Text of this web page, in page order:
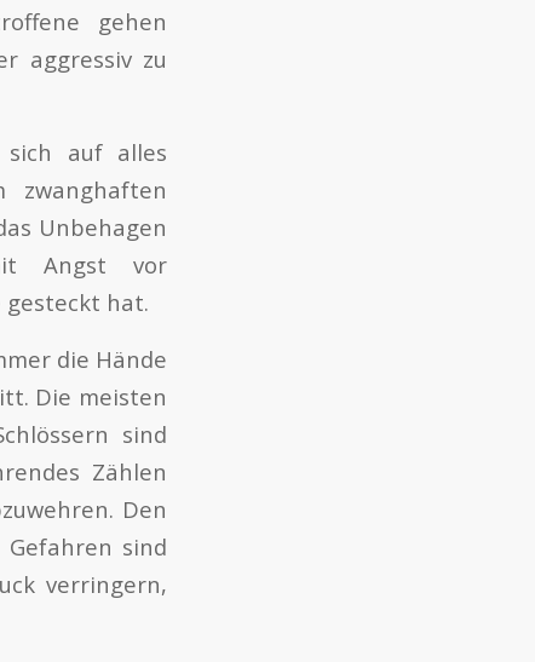
gehen
aggressiv zu
sich auf alles
Unbehagen
Angst vor
gesteckt hat.
die Hände
Die meisten
sind
Zählen
Den
sind
verringern,